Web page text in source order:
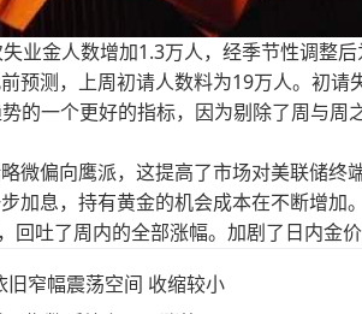
业金人数增加1.3万人，经季节性调整
预测，上周初请人数料为19万人。初请
的一个更好的指标，因为剔除了周与周
微偏向鹰派，这提高了市场对美联储终
加息，持有黄金的机会成本在不断增加
吐了周内的全部涨幅。加剧了日内金价
窄幅震荡空间 收缩较小